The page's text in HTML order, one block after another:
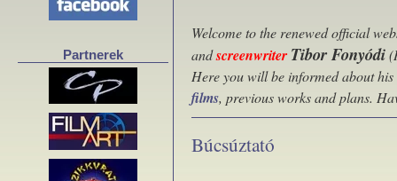
Partnerek
Welcome to the renewed official
andscreenwriter Tibor Fonyódi
Here you will be informed about
films, previous works and plans.
Búcsúztató